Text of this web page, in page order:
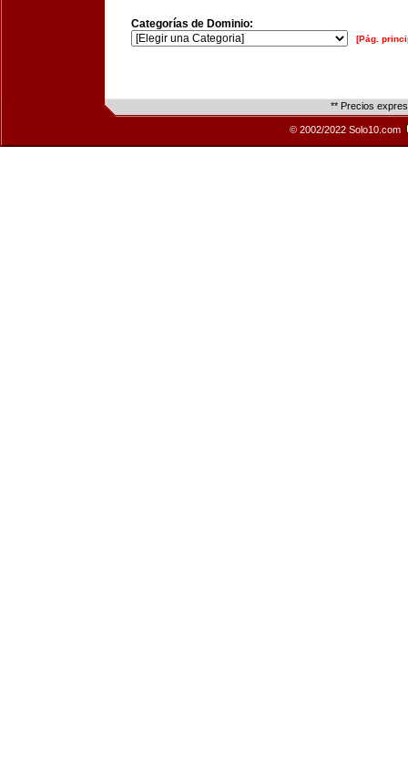
Categorías de Dominio:
[Pág.
** Precios
© 2002/2022 Solo10.com